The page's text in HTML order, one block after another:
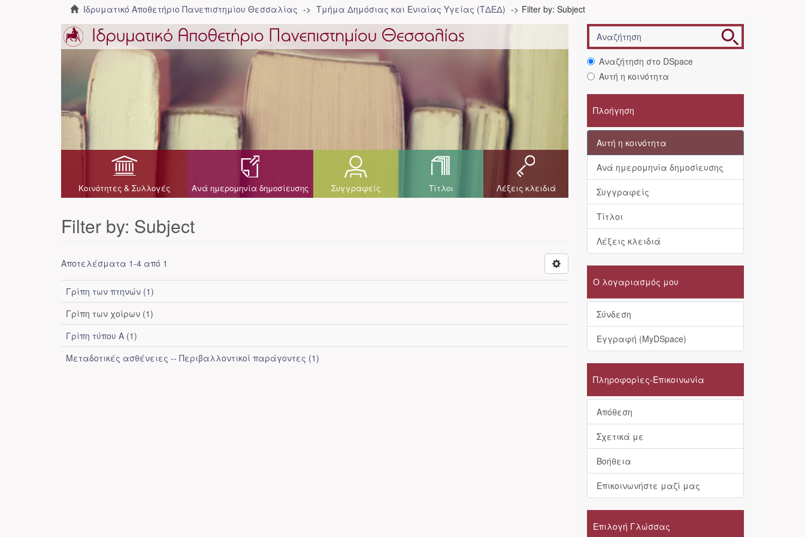
Ιδρυματικό Αποθετήριο Πανεπιστημίου Θεσσαλίας Τμήμα Δημόσιας και Ενιαίας Υγείας (ΤΔΕΔ) Filter by: Subject
Κοινότητες & Συλλογές Ανά ημερομηνία δημοσίευσης Συγγραφείς Τίτλοι Λέξεις κλειδιά
Filter by: Subject
Αποτελέσματα 1-4 από 1
Γρίπη των πτηνών (1)
Γρίπη των χοίρων (1)
Γρίπη τύπου Α (1)
Μεταδοτικές ασθένειες -- Περιβαλλοντικοί παράγοντες (1)
Αναζήτηση στο DSpace
Αυτή η κοινότητα
Πλοήγηση
Αυτή η κοινότητα
Ανά ημερομηνία δημοσίευσης
Συγγραφείς
Τίτλοι
Λέξεις κλειδιά
Ο λογαριασμός μου
Σύνδεση
Εγγραφή (MyDSpace)
Πληροφορίες-Επικοινωνία
Απόθεση
Σχετικά με
Βοήθεια
Επικοινωνήστε μαζί μας
Επιλογή Γλώσσας